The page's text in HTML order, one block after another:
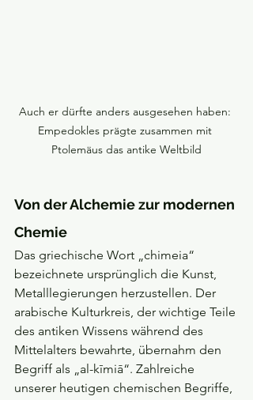
Auch er dürfte anders ausgesehen haben:
Empedokles prägte zusammen mit
Ptolemäus das antike Weltbild
Von der Alchemie zur modernen
Chemie
Das griechische Wort „chimeia“
bezeichnete ursprünglich die Kunst,
Metalllegierungen herzustellen. Der
arabische Kulturkreis, der wichtige Teile
des antiken Wissens während des
Mittelalters bewahrte, übernahm den
Begriff als „al-kīmiā“. Zahlreiche
unserer heutigen chemischen Begriffe,